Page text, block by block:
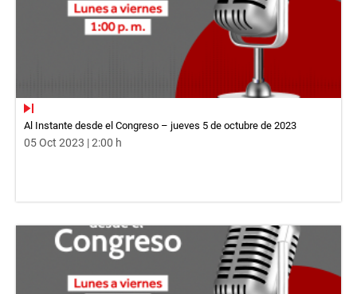
Al Instante desde el Congreso – jueves 5 de octubre de 2023
05 Oct 2023 | 2:00 h